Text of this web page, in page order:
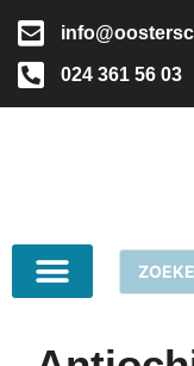
024 361 56 03